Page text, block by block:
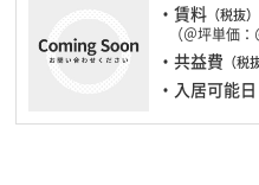
・賃料 （税抜）
（＠坪単価
・共益費 （税
・入居可能